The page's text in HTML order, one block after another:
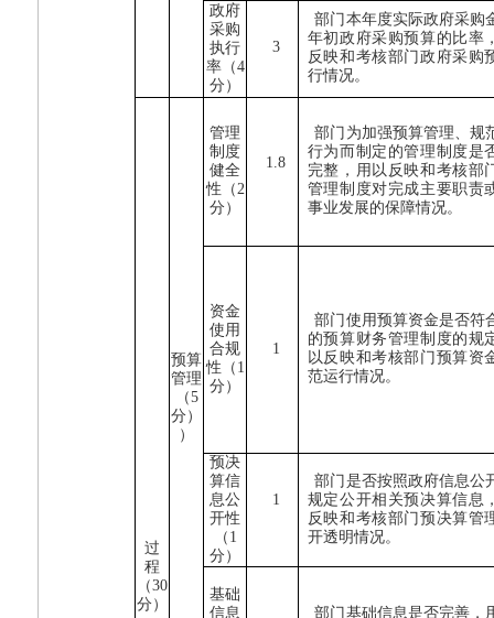
政府
采购
执行
率（4
分）
3
部门本年度实际政府采购
年初政府采购预算的比率
反映和考核部门政府采购
行情况。
过
程
（30
分）
预算
管理
（5
分）
）
管理
制度
健全
性（2
分）
1.8
部门为加强预算管理、规
行为而制定的管理制度是
完整，用以反映和考核部
管理制度对完成主要职责
事业发展的保障情况。
资金
使用
合规
性（ 1
分）
1
部门使用预算资金是否符
的预算财务管理制度的规
以反映和考核部门预算资
范运行情况。
预决
算信
息公
开性
（ 1
分）
1
部门是否按照政府信息公
规定公开相关预决算信息
反映和考核部门预决算管
开透明情况。
基础
信息
部门基础信息是否完善，